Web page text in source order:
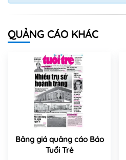
QUẢNG CÁO KHÁC
Bảng giá quảng cáo Báo
Tuổi Trẻ